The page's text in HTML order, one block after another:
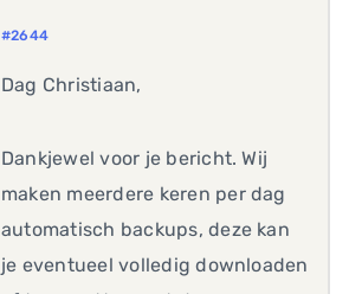
#2644
Dag Christiaan,
Dankjewel voor je bericht. Wij
maken meerdere keren per dag
automatisch backups, deze kan
je eventueel volledig downloaden